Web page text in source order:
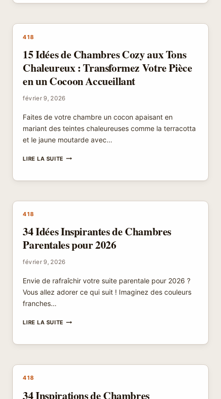
CHAMBRES
AMÉNAGÉES
418
15 Idées de Chambres Cozy aux Tons
Chaleureux : Transformez Votre Pièce
en un Cocoon Accueillant
février 9, 2026
Faites de votre chambre un cocon apaisant en
mariant des teintes chaleureuses comme la terracotta
et le jaune moutarde avec…
LIRE LA SUITE15
CHAMBRES
AUX
:
TRANSFORMEZ
VOTRE
EN
COCOON
ACCUEILLANT
418
34 Idées Inspirantes de Chambres
Parentales pour 2026
février 9, 2026
Envie de rafraîchir votre suite parentale pour 2026 ?
Vous allez adorer ce qui suit ! Imaginez des couleurs
franches…
LIRE LA SUITE34
DE
PARENTALES
418
34 Inspirations de Chambres